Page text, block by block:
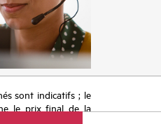
sont indicatifs ; le
le prix final de la